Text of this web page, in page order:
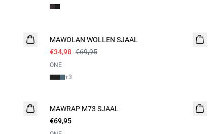
MAWOLAN WOLLEN SJAAL
€34,98 €69,95
ONE
+3
MAWRAP M73 SJAAL
€69,95